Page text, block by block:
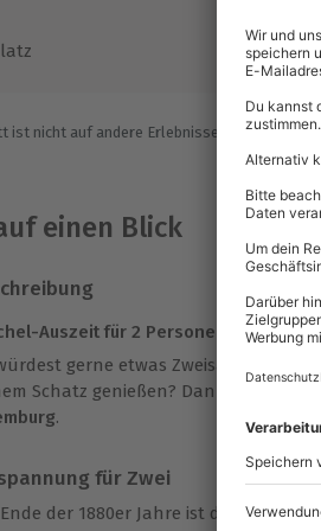
ist nicht auf andere Erlebnisse bei der
einen Blick
Auszeit für 2 Personen
gerne etwas Zweisamkeit in
Schatz genießen? Dann macht
.
für Zwei
der 1880er Jahre ist das 4*